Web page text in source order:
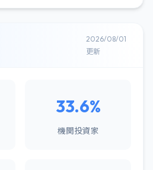
2026/08/01
更新
33.6%
機関投資家